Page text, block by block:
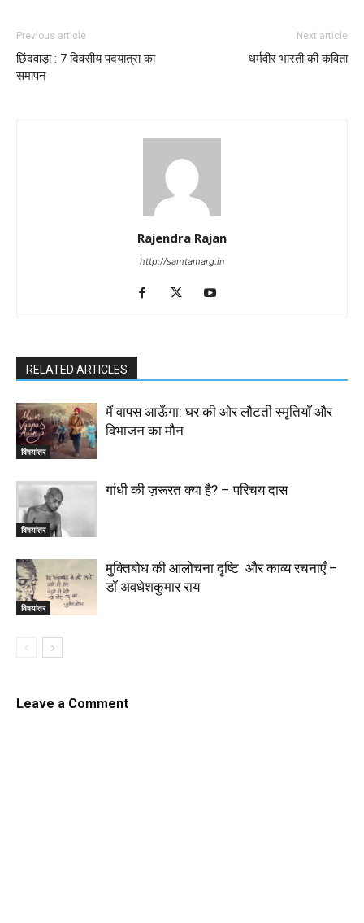
Previous article
छिंदवाड़ा : 7 दिवसीय पदयात्रा का
समापन
Next article
धर्मवीर भारती की कविता
Rajendra Rajan
http://samtamarg.in
RELATED ARTICLES
विषयांतर
मैं वापस आऊँगा: घर की ओर लौटती स्मृतियाँ और
विभाजन का मौन
विषयांतर
गांधी की ज़रूरत क्या है? – परिचय दास
विषयांतर
मुक्तिबोध की आलोचना दृष्टि और काव्य रचनाएँ –
डॉ अवधेशकुमार राय
Leave a Comment